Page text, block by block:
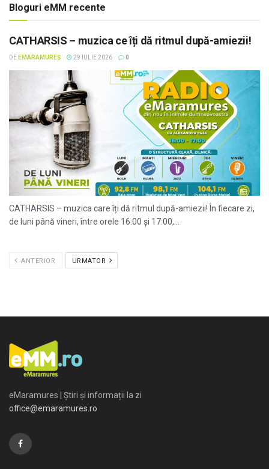
Bloguri eMM recente
CATHARSIS – muzica ce îți dă ritmul după-amiezii!
DE EMARAMUREȘ 29 IULIE 2026 0
CATHARSIS – muzica care îți dă ritmul după-amiezii! În fiecare zi,
de luni până vineri, între orele 16:00 și 17:00,...
ANTERIOR URMATOR
eMaramures | Știri și informații la zi
office@emaramures.ro